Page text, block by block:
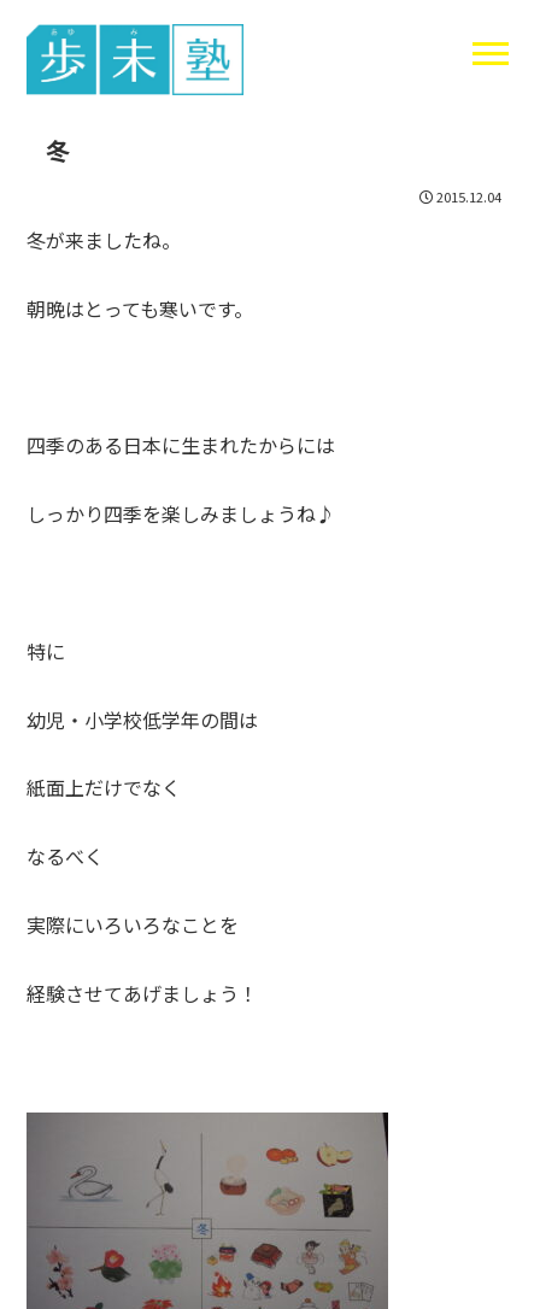
東谷中生の
冬
2015.12.04
冬が来ましたね。
朝晩はとっても寒いです。
四季のある日本に生まれたからには
しっかり四季を楽しみましょうね♪
特に
幼児・小学校低学年の間は
紙面上だけでなく
なるべく
実際にいろいろなことを
経験させてあげましょう！